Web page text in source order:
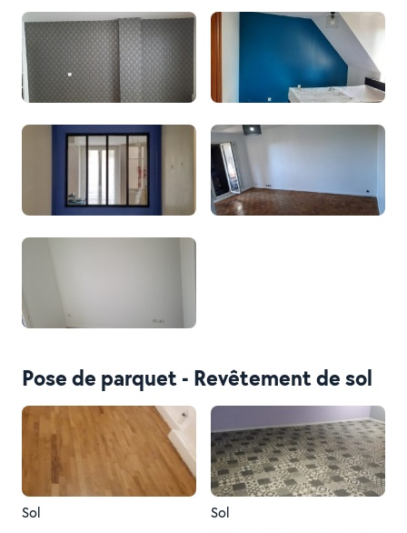
Pose de parquet - Revêtement de sol
Sol Sol